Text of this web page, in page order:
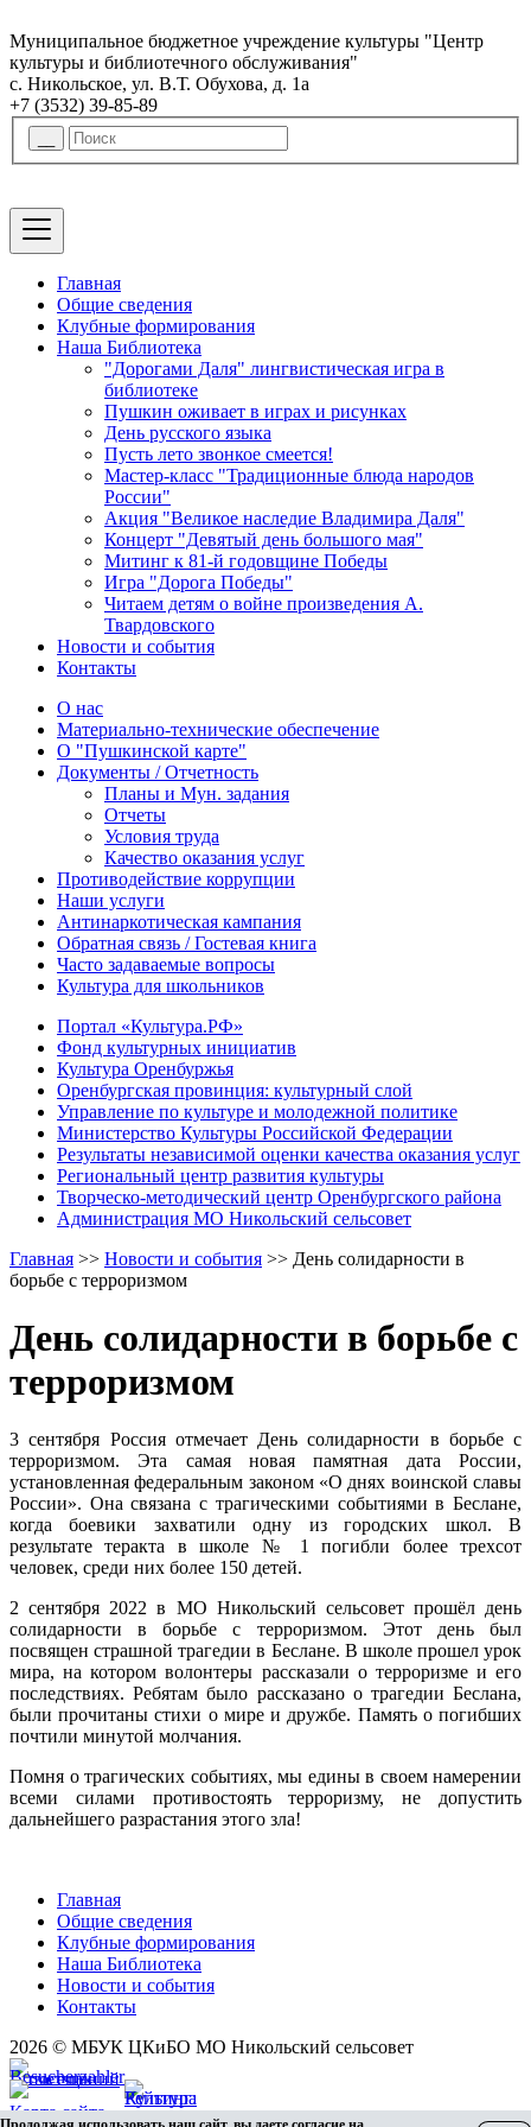
Муниципальное бюджетное учреждение культуры "Центр
культуры и библиотечного обслуживания"
с. Никольское, ул. В.Т. Обухова, д. 1а
+7 (3532) 39-85-89
Главная
Общие сведения
Клубные формирования
Наша Библиотека
"Дорогами Даля" лингвистическая игра в
библиотеке
Пушкин оживает в играх и рисунках
День русского языка
Пусть лето звонкое смеется!
Мастер-класс "Традиционные блюда народов
России"
Акция "Великое наследие Владимира Даля"
Концерт "Девятый день большого мая"
Митинг к 81-й годовщине Победы
Игра "Дорога Победы"
Читаем детям о войне произведения А.
Твардовского
Новости и события
Контакты
О нас
Материально-технические обеспечение
О "Пушкинской карте"
Документы / Отчетность
Планы и Мун. задания
Отчеты
Условия труда
Качество оказания услуг
Противодействие коррупции
Наши услуги
Антинаркотическая кампания
Обратная связь / Гостевая книга
Часто задаваемые вопросы
Культура для школьников
Портал «Культура.РФ»
Фонд культурных инициатив
Культура Оренбуржья
Оренбургская провинция: культурный слой
Управление по культуре и молодежной политике
Министерство Культуры Российской Федерации
Результаты независимой оценки качества оказания услуг
Региональный центр развития культуры
Творческо-методический центр Оренбургского района
Администрация МО Никольский сельсовет
Главная >> Новости и события >> День солидарности в
борьбе с терроризмом
День солидарности в борьбе с
терроризмом
3 сентября Россия отмечает День солидарности в борьбе с
терроризмом. Эта самая новая памятная дата России,
установленная федеральным законом «О днях воинской славы
России». Она связана с трагическими событиями в Беслане,
когда боевики захватили одну из городских школ. В
результате теракта в школе № 1 погибли более трехсот
человек, среди них более 150 детей.
2 сентября 2022 в МО Никольский сельсовет прошёл день
солидарности в борьбе с терроризмом. Этот день был
посвящен страшной трагедии в Беслане. В школе прошел урок
мира, на котором волонтеры рассказали о терроризме и его
последствиях. Ребятам было рассказано о трагедии Беслана,
были прочитаны стихи о мире и дружбе. Память о погибших
почтили минутой молчания.
Помня о трагических событиях, мы едины в своем намерении
всеми силами противостоять терроризму, не допустить
дальнейшего разрастания этого зла!
Главная
Общие сведения
Клубные формирования
Наша Библиотека
Новости и события
Контакты
2026 © МБУК ЦКиБО МО Никольский сельсовет
Карта сайта